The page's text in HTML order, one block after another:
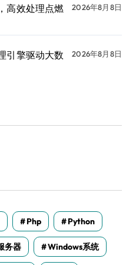
高效处理点燃
2026年8月8日
引擎驱动大数
2026年8月8日
Php Python
务器 Windows系统